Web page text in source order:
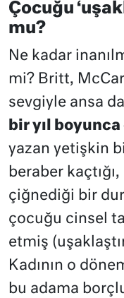
Çocuğu
mu?
Ne kadar
mi? Britt,
sevgiyle ansa
bir yıl
yazan yetişkin
beraber
çiğnediği bir
çocuğu cinsel
etmiş
Kadının o
bu adama